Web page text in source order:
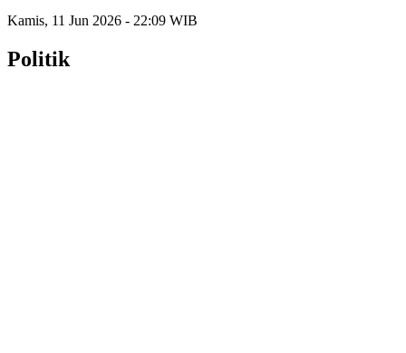
Kamis, 11 Jun 2026 - 22:09 WIB
Politik